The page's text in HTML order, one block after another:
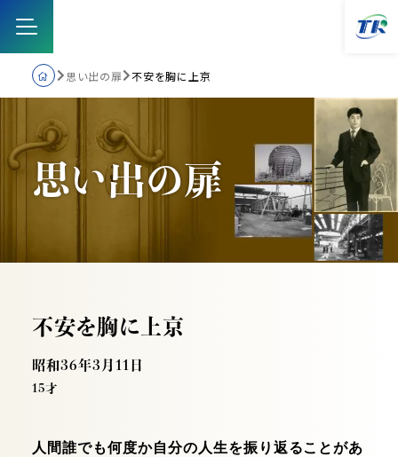
トップ
営業品目
採用情報
お問い合わせ
思い出の扉 不安を胸に上京
思い出の扉
不安を胸に上京
昭和36年3月11日
15才
人間誰でも何度か自分の人生を振り返ることがあ